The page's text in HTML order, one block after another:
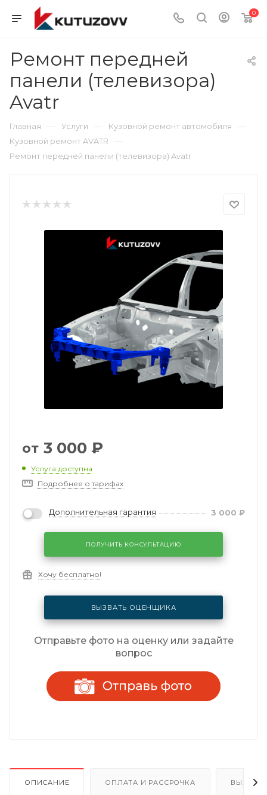
0
Ремонт передней
панели (телевизора)
Avatr
Главная — Услуги — Кузовной ремонт автомобиля —
Кузовной ремонт AVATR —
Ремонт передней панели (телевизора) Avatr
от 3 000 ₽
Услуга доступна
Подробнее о тарифах
Дополнительная гарантия 3 000 ₽
ПОЛУЧИТЬ КОНСУЛЬТАЦИЮ
Хочу бесплатно!
ВЫЗВАТЬ ОЦЕНЩИКА
Отправьте фото на оценку или задайте
вопрос
ОПИСАНИЕ ОПЛАТА И РАССРОЧКА ВЫЗОВ